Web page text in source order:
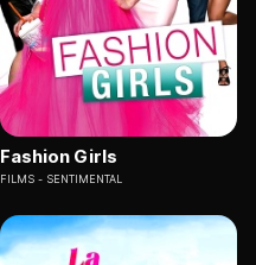
Fashion Girls
FILMS SENTIMENTAL